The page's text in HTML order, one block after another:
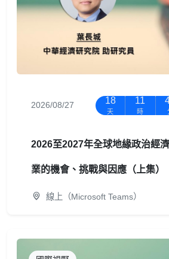
2026/08/27 18
天
11
時
2026至2027年全球地緣政治經
業的機會、挑戰與因應（上集）
線上（Microsoft Teams）